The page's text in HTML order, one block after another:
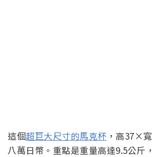
這個超巨大尺寸的馬克杯 ，高37×
八萬日幣。重點是重量高達9.5公斤